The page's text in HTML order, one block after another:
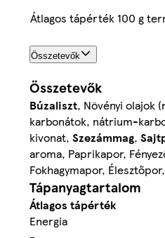
Átlagos tápérték 100 g
Összetevők
Összetevők
Búzaliszt, Növényi olajok
karbonátok, nátrium-
kivonat, Szezámmag,
aroma, Paprikapor,
Fokhagymapor,
Tápanyagtartalom
Átlagos tápérték
Energia